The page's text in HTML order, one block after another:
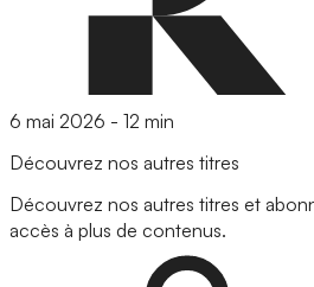
6 mai 2026 - 12 min
Découvrez nos autres titres
Découvrez nos autres titres et
accès à plus de contenus.